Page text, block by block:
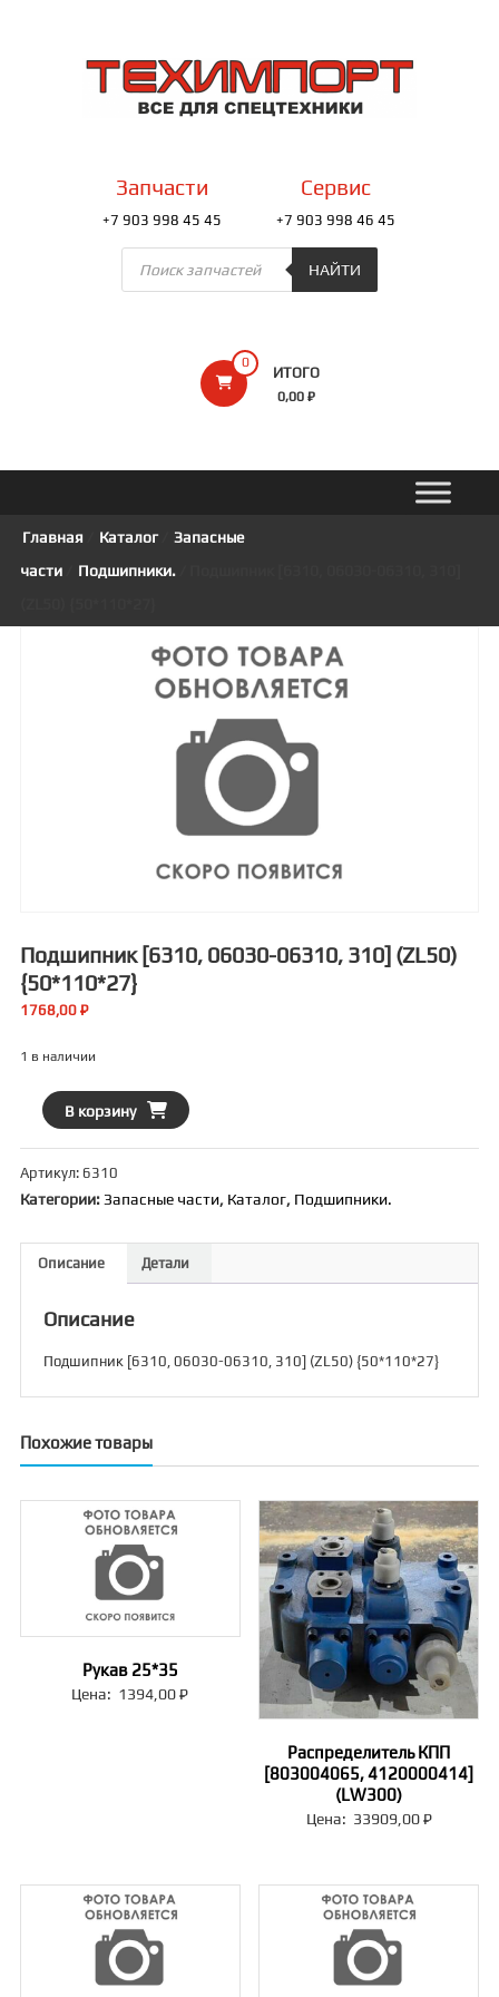
содержимомуТЕХИМПОРТ
Всё
0
ИТОГО
0,00 ₽
Запчасти
+7 903 998 45 45
Сервис
+7 903 998 46 45
Поиск
товаров
НАЙТИ
Главная Каталог/
Запасные
части/ Подшипники./ Подшипник [6310, 06030-06310, 310]
Подшипник [6310, 06030-06310, 310] (ZL50)
{50*110*27}
1768,00 ₽
1 в наличии
Количество
товара
Подшипник
[6310,
06030-
310]
В корзину
Артикул: 6310
Категории: Запасные части, Каталог, Подшипники.
Описание Детали
Описание
Подшипник [6310, 06030-06310, 310] (ZL50) {50*110*27}
Похожие товары
Рукав 25*35
Цена: 1394,00₽
Распределитель КПП
[803004065, 4120000414]
(LW300)
Цена: 33909,00₽